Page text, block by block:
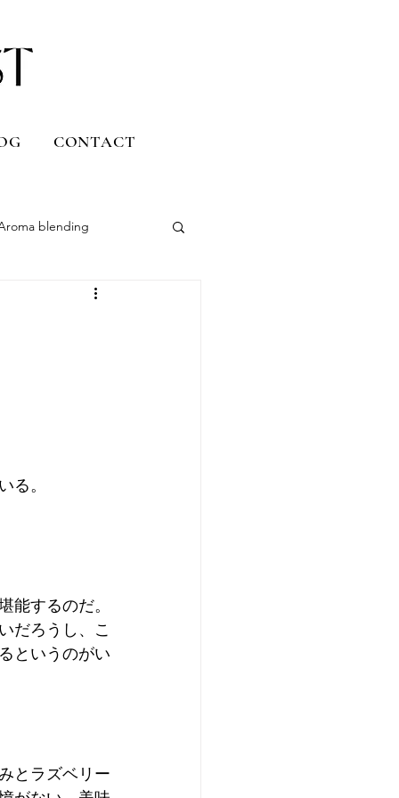
CONTACT
blending
る。
能するのだ。
だろうし、こ
というのがい
とラズベリー